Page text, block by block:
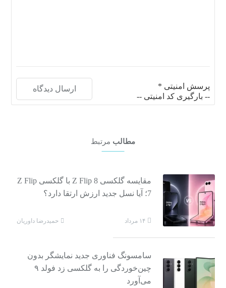
پرسش امنیتی *
-- بارگیری کد امنیتی --
مطالب مرتبط
مقایسه گلکسی Z Flip 8 با گلکسی Z Flip
7؛ آیا نسل جدید ارزش ارتقا دارد؟
۱۴ مرداد حمیدرضا داوریان
سامسونگ فناوری جدید نمایشگر بدون
چین‌خوردگی را به گلکسی زد فولد ۹
می‌آورد